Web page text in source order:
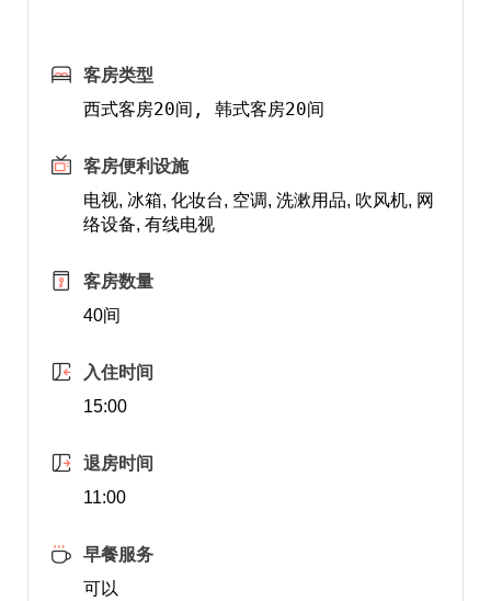
客房类型
客房便利设施
电视, 冰箱, 化妆台, 空调, 洗漱用品, 吹风机, 网
络设备, 有线电视
客房数量
40间
入住时间
15:00
退房时间
11:00
早餐服务
可以